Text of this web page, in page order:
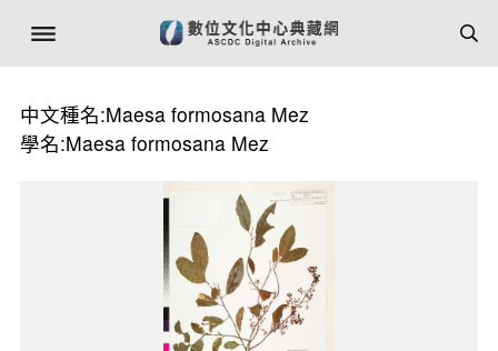
中文種名:Maesa formosana Mez
學名:Maesa formosana Mez